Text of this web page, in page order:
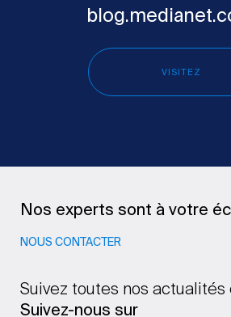
VISITEZ
Nos experts sont à votre
NOUS CONTACTER
Suivez toutes nos actualités
Suivez-nous sur